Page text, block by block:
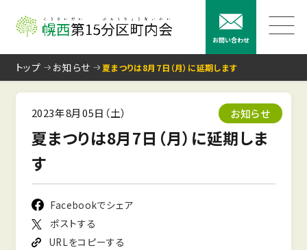
お問い合わせ
トップ お知らせ 夏まつりは8月7日（月）に延期します
お知らせ
2023年8月05日（土）
夏まつりは8月7日（月）に延期しま
す
Facebookでシェア
ポストする
URLをコピーする